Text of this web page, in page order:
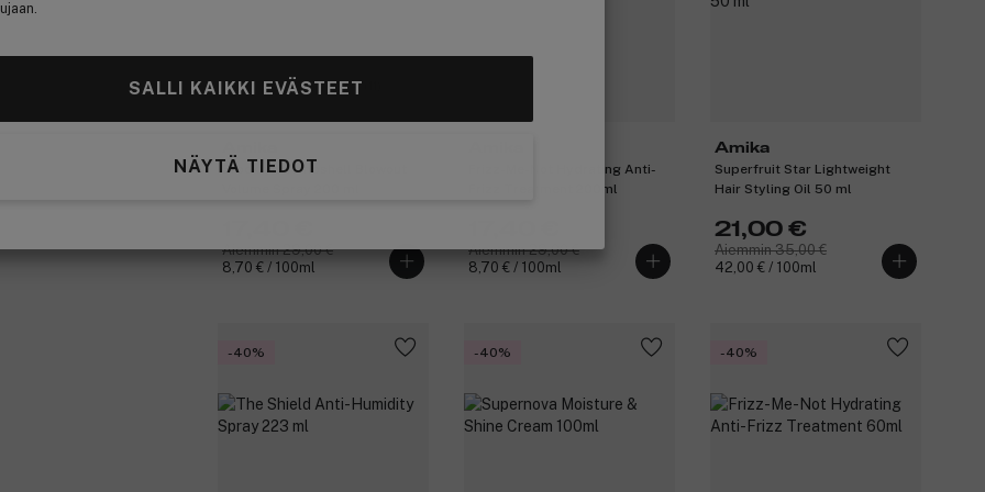
SALLI KAIKKI EVÄSTEET
NÄYTÄ TIEDOT
Brooklyn Bombshell Blowout
Aiemmin 29,00 €
8,70 € / 100ml
Frizz-Me-Not Hydrating Anti-
Frizz Treatment 200ml
Aiemmin 29,00 €
8,70 € / 100ml
Amika
Superfruit Star Lightweight
Hair Styling Oil 50 ml
21,00 €
Aiemmin 35,00 €
42,00 € / 100ml
-40% -40% -40%